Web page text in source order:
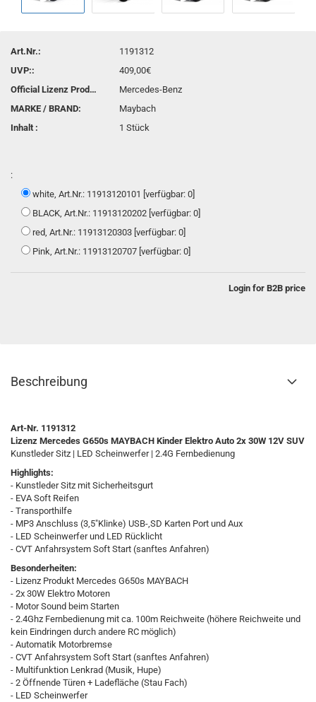
Art.Nr.:
1191312
UVP::
409,00€
Official Lizenz Product:
Mercedes-Benz
MARKE / BRAND:
Maybach
Inhalt :
1 Stück
:
white, Art.Nr.: 11913120101 [verfügbar: 0]
BLACK, Art.Nr.: 11913120202 [verfügbar: 0]
red, Art.Nr.: 11913120303 [verfügbar: 0]
Pink, Art.Nr.: 11913120707 [verfügbar: 0]
Login for B2B price
Beschreibung
Art-Nr. 1191312
Lizenz Mercedes G650s MAYBACH Kinder Elektro Auto 2x 30W 12V SUV
Kunstleder Sitz | LED Scheinwerfer | 2.4G Fernbedienung
Highlights:
- Kunstleder Sitz mit Sicherheitsgurt
- EVA Soft Reifen
- Transporthilfe
- MP3 Anschluss (3,5"Klinke) USB-,SD Karten Port und Aux
- LED Scheinwerfer und LED Rücklicht
- CVT Anfahrsystem Soft Start (sanftes Anfahren)
Besonderheiten:
- Lizenz Produkt Mercedes G650s MAYBACH
- 2x 30W Elektro Motoren
- Motor Sound beim Starten
- 2.4Ghz Fernbedienung mit ca. 100m Reichweite (höhere Reichweite und
kein Eindringen durch andere RC möglich)
- Automatik Motorbremse
- CVT Anfahrsystem Soft Start (sanftes Anfahren)
- Multifunktion Lenkrad (Musik, Hupe)
- 2 Öffnende Türen + Ladefläche (Stau Fach)
- LED Scheinwerfer